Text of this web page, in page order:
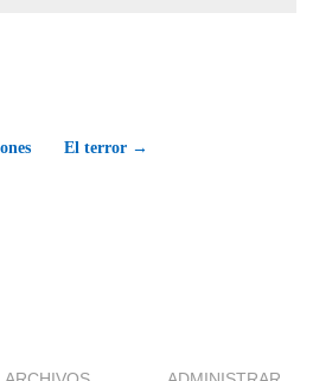
El terror →